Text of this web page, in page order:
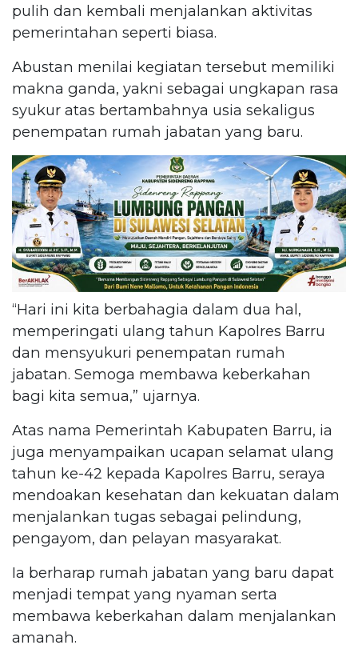
pulih dan kembali menjalankan aktivitas
pemerintahan seperti biasa.
Abustan menilai kegiatan tersebut memiliki
makna ganda, yakni sebagai ungkapan rasa
syukur atas bertambahnya usia sekaligus
penempatan rumah jabatan yang baru.
“Hari ini kita berbahagia dalam dua hal,
memperingati ulang tahun Kapolres Barru
dan mensyukuri penempatan rumah
jabatan. Semoga membawa keberkahan
bagi kita semua,” ujarnya.
Atas nama Pemerintah Kabupaten Barru, ia
juga menyampaikan ucapan selamat ulang
tahun ke-42 kepada Kapolres Barru, seraya
mendoakan kesehatan dan kekuatan dalam
menjalankan tugas sebagai pelindung,
pengayom, dan pelayan masyarakat.
Ia berharap rumah jabatan yang baru dapat
menjadi tempat yang nyaman serta
membawa keberkahan dalam menjalankan
amanah.